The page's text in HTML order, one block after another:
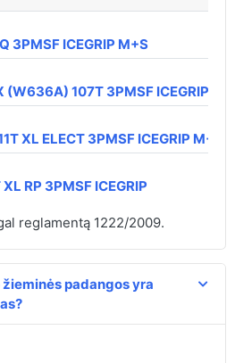
3PMSF ICEGRIP M+S
(W636A) 107T 3PMSF ICEGRIP
XL ELECT 3PMSF ICEGRIP M+S
RP 3PMSF ICEGRIP
reglamentą 1222/2009.
padangos yra